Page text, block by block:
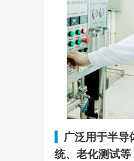
广泛用于半导
统、老化测试等